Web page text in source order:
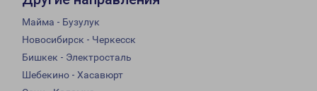
Майма - Бузулук
Новосибирск - Черкесск
Бишкек - Электросталь
Шебекино - Хасавюрт